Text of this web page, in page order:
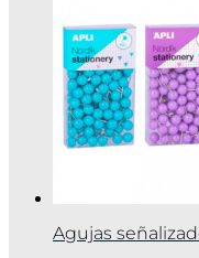
Agujas